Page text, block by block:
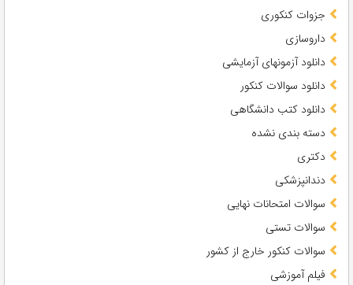
جزوات کنکوری
داروسازی
دانلود آزمونهای آزمایشی
دانلود سوالات کنکور
دانلود کتب دانشگاهی
دسته بندی نشده
دکتری
دندانپزشکی
سوالات امتحانات نهایی
سوالات تستی
سوالات کنکور خارج از کشور
فیلم آموزشی